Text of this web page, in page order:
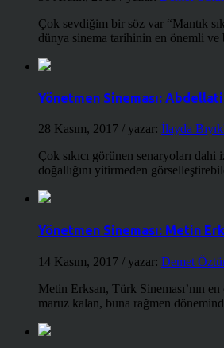
Çok sevdiğim bir söz var “Mantık
dünya sinema tarihinin en önemli
Yönetmen Sineması:
28 Kasım, 2017 / yazar: İlayda
Çok sıkıcı görünen senaryoları
doğallığını yitirmeden
Yönetmen Sineması: Metin
14 Kasım, 2017 / yazar: Demet
Metin Erksan, Türk Sineması’nın en
maruz kalan, buna rağmen